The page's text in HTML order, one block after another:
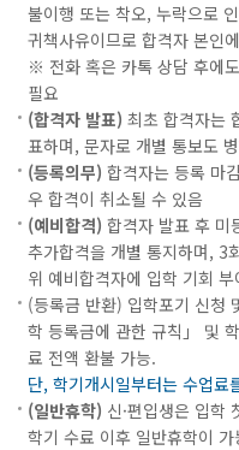
불이행 또는 착오, 누락으로
귀책사유이므로 합격자 본인
※ 전화 혹은 카톡 상담 후에
필요
(합격자 발표) 최초 합격자는
표하며, 문자로 개별 통보도
(등록의무) 합격자는 등록 마
우 합격이 취소될 수 있음
(예비합격) 합격자 발표 후 미
추가합격을 개별 통지하며, 3
위 예비합격자에 입학 기회 부
(등록금 반환) 입학포기 신청
학 등록금에 관한 규칙」 및
료 전액 환불 가능.
단, 학기개시일부터는 수업
(일반휴학) 신·편입생은 입학
학기 수료 이후 일반휴학이 가